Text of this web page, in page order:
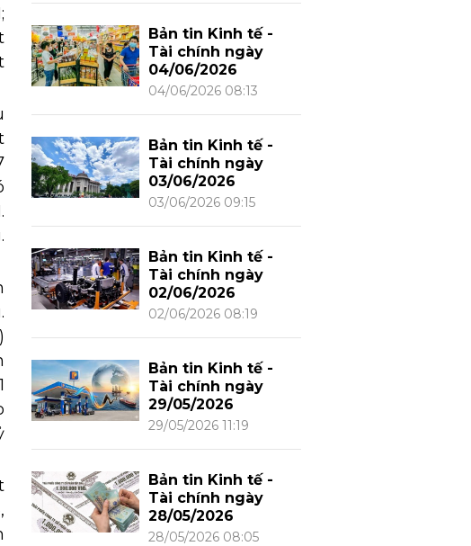
Bản tin Kinh tế -
Tài chính ngày
04/06/2026
04/06/2026 08:13
Bản tin Kinh tế -
Tài chính ngày
03/06/2026
03/06/2026 09:15
Bản tin Kinh tế -
Tài chính ngày
02/06/2026
02/06/2026 08:19
Bản tin Kinh tế -
Tài chính ngày
29/05/2026
29/05/2026 11:19
Bản tin Kinh tế -
Tài chính ngày
28/05/2026
28/05/2026 08:05